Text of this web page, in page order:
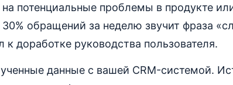
потенциальные проблемы в продукте
обращений за неделю звучит фраза
к доработке руководства пользователя.
данные с вашей CRM-системой.